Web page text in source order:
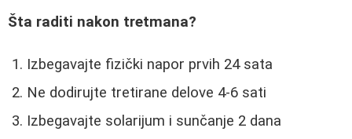
Šta raditi nakon tretmana?
Izbegavajte fizički napor prvih 24 sata
Ne dodirujte tretirane delove 4-6 sati
Izbegavajte solarijum i sunčanje 2 dana